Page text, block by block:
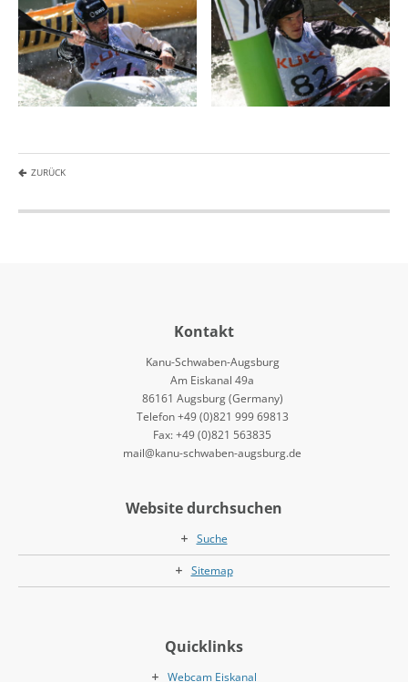
ZURÜCK
Kontakt
Kanu-Schwaben-Augsburg
Am Eiskanal 49a
86161 Augsburg (Germany)
Telefon +49 (0)821 999 69813
Fax: +49 (0)821 563835
mail@kanu-schwaben-augsburg.de
Website durchsuchen
Suche
Sitemap
Quicklinks
Webcam Eiskanal